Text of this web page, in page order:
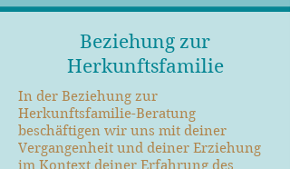
Beziehung zur
Herkunftsfamilie
In der Beziehung zur
Herkunftsfamilie-Beratung
beschäftigen wir uns mit deiner
Vergangenheit und deiner Erziehung
im Kontext deiner Erfahrung des